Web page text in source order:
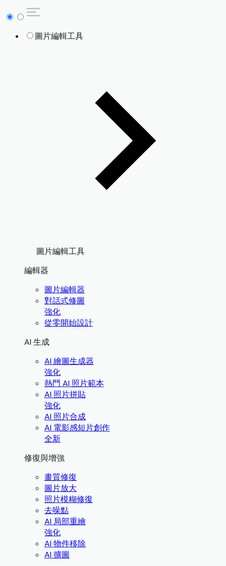
圖片編輯工具
圖片編輯工具
編輯器
圖片編輯器
對話式修圖
強化
從零開始設計
AI 生成
AI 繪圖生成器
強化
熱門 AI 照片範本
AI 照片拼貼
強化
AI 照片合成
AI 電影感短片創作
全新
修復與增強
畫質修復
圖片放大
照片模糊修復
去噪點
AI 局部重繪
強化
AI 物件移除
AI 擴圖